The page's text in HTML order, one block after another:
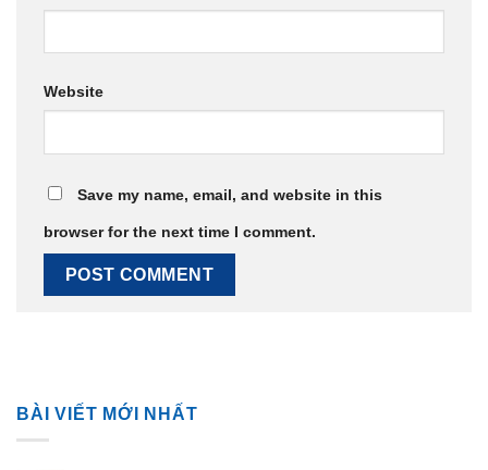
Website
Save my name, email, and website in this
browser for the next time I comment.
BÀI VIẾT MỚI NHẤT